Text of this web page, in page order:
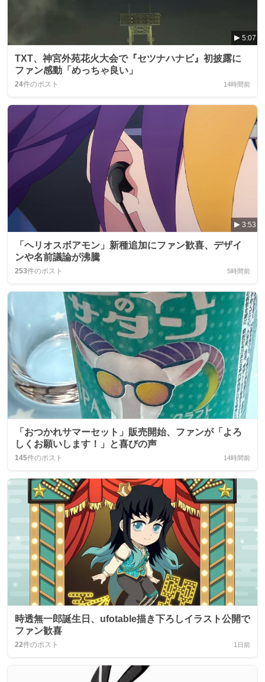
5:07
TXT、神宮外苑花火大会で『セツナハナビ』初披露に
ファン感動「めっちゃ良い」
24件のポスト 14時間前
3:53
「ヘリオスボアモン」新種追加にファン歓喜、デザイ
ンや名前議論が沸騰
253件のポスト 5時間前
「おつかれサマーセット」販売開始、ファンが「よろ
しくお願いします！」と喜びの声
145件のポスト 14時間前
時透無一郎誕生日、ufotable描き下ろしイラスト公開で
ファン歓喜
22件のポスト 1日前